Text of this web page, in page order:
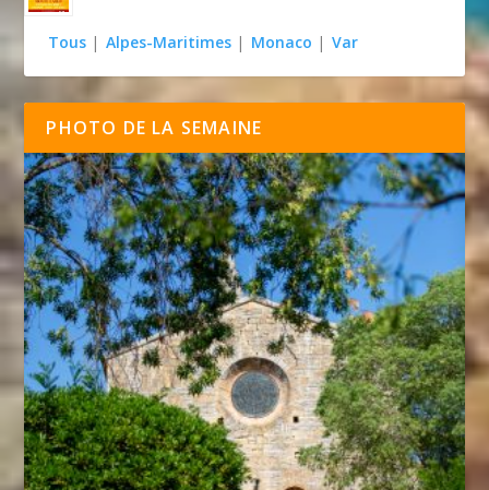
Tous | Alpes-Maritimes | Monaco | Var
PHOTO DE LA SEMAINE